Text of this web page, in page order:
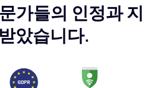
가들의 인정과 지
았습니다.